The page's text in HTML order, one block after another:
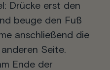
: Drücke erst den
beuge den Fuß
anschließend die
Seite.
Ende der